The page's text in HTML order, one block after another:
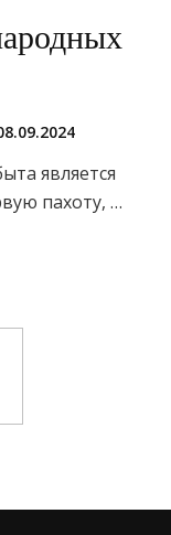
является
пахоту, …